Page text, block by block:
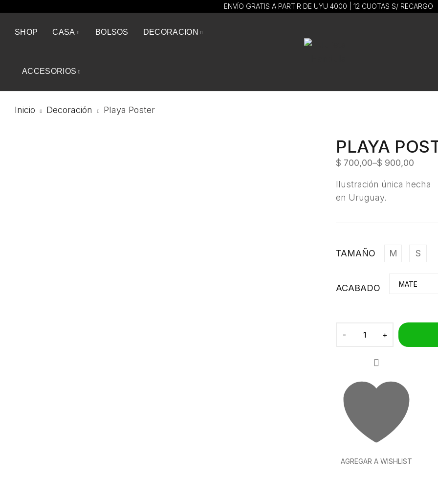
ENVÍO GRATIS A PARTIR DE UYU 4000 | 12 CUOTAS S/ RECARGO
SHOP CASA BOLSOS DECORACION
ACCESORIOS
Inicio Decoración Playa Poster
PLAYA
$ 700,00–$ 900,00
Ilustración única hecha
en Uruguay.
TAMAÑO M S
ACABADO
AGREGAR A WISHLIST